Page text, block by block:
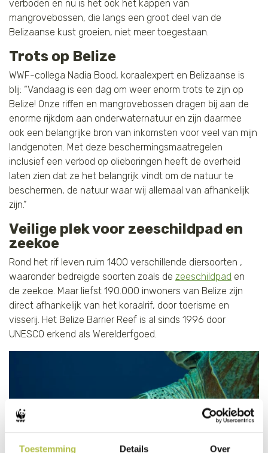
Toestemming Details Over
verboden en nu is het ook het kappen van
mangrovebossen, die langs een groot deel van de
Belizaanse kust groeien, niet meer toegestaan.
Trots op Belize
WWF-collega Nadia Bood, koraalexpert en Belizaanse is
blij: “Vandaag is een dag om weer enorm trots te zijn op
Belize! Onze riffen en mangrovebossen dragen bij aan de
enorme rijkdom aan onderwaternatuur en zijn daarmee
ook een belangrijke bron van inkomsten voor veel van mijn
landgenoten. Met deze beschermingsmaatregelen
inclusief een verbod op olieboringen heeft de overheid
laten zien dat ze het belangrijk vindt om de natuur te
beschermen, de natuur waar wij allemaal van afhankelijk
zijn.”
Veilige plek voor zeeschildpad en
zeekoe
Rond het rif leven ruim 1400 verschillende diersoorten ,
waaronder bedreigde soorten zoals de zeeschildpad en
de zeekoe. Maar liefst 190.000 inwoners van Belize zijn
direct afhankelijk van het koraalrif, door toerisme en
visserij. Het Belize Barrier Reef is al sinds 1996 door
UNESCO erkend als Werelderfgoed.